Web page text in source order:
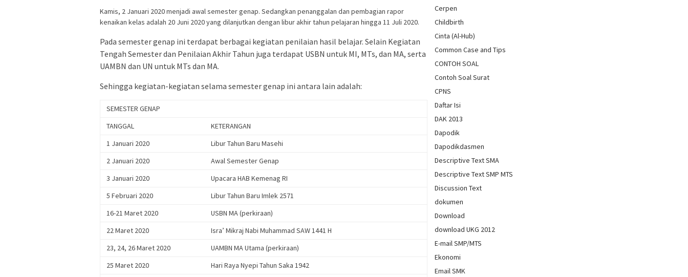
Kamis, 2 Januari 2020 menjadi awal semester genap. Sedangkan penanggalan dan pembagian rapor
kenaikan kelas adalah 20 Juni 2020 yang dilanjutkan dengan libur akhir tahun pelajaran hingga 11 Juli 2020.
Pada semester genap ini terdapat berbagai kegiatan penilaian hasil belajar. Selain Kegiatan
Tengah Semester dan Penilaian Akhir Tahun juga terdapat USBN untuk MI, MTs, dan MA, serta
UAMBN dan UN untuk MTs dan MA.
Sehingga kegiatan-kegiatan selama semester genap ini antara lain adalah:
SEMESTER GENAP
TANGGAL
KETERANGAN
1 Januari 2020
Libur Tahun Baru Masehi
2 Januari 2020
Awal Semester Genap
3 Januari 2020
Upacara HAB Kemenag RI
5 Februari 2020
Libur Tahun Baru Imlek 2571
16-21 Maret 2020
USBN MA (perkiraan)
22 Maret 2020
Isra’ Mikraj Nabi Muhammad SAW 1441 H
23, 24, 26 Maret 2020
UAMBN MA Utama (perkiraan)
25 Maret 2020
Hari Raya Nyepi Tahun Saka 1942
Cerpen
Childbirth
Cinta (Al-Hub)
Common Case and Tips
CONTOH SOAL
Contoh Soal Surat
CPNS
Daftar Isi
DAK 2013
Dapodik
Dapodikdasmen
Descriptive Text SMA
Descriptive Text SMP MTS
Discussion Text
dokumen
Download
download UKG 2012
E-mail SMP/MTS
Ekonomi
Email SMK